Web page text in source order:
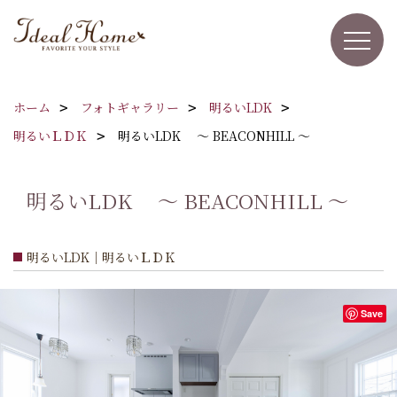
ホーム フォトギャラリー
明るいLDK
明るいＬＤＫ
明るいLDK ～ BEACONHILL ～
明るいLDK ～ BEACONHILL ～
明るいLDK｜明るいＬＤＫ
Save